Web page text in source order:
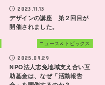
2023.11.13
デザインの講座 第２回目が
開催されました。
ニュース＆トピックス
2025.09.29
NPO法人志免地域支え合い互
助基金は、なぜ「活動報告